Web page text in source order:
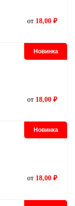
от 18,00 ₽
Новинка
от 18,00 ₽
Новинка
от 18,00 ₽